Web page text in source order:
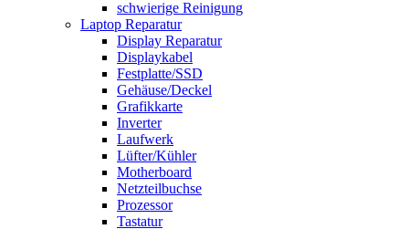
schwierige Reinigung
Laptop Reparatur
Display Reparatur
Displaykabel
Festplatte/SSD
Gehäuse/Deckel
Grafikkarte
Inverter
Laufwerk
Lüfter/Kühler
Motherboard
Netzteilbuchse
Prozessor
Tastatur